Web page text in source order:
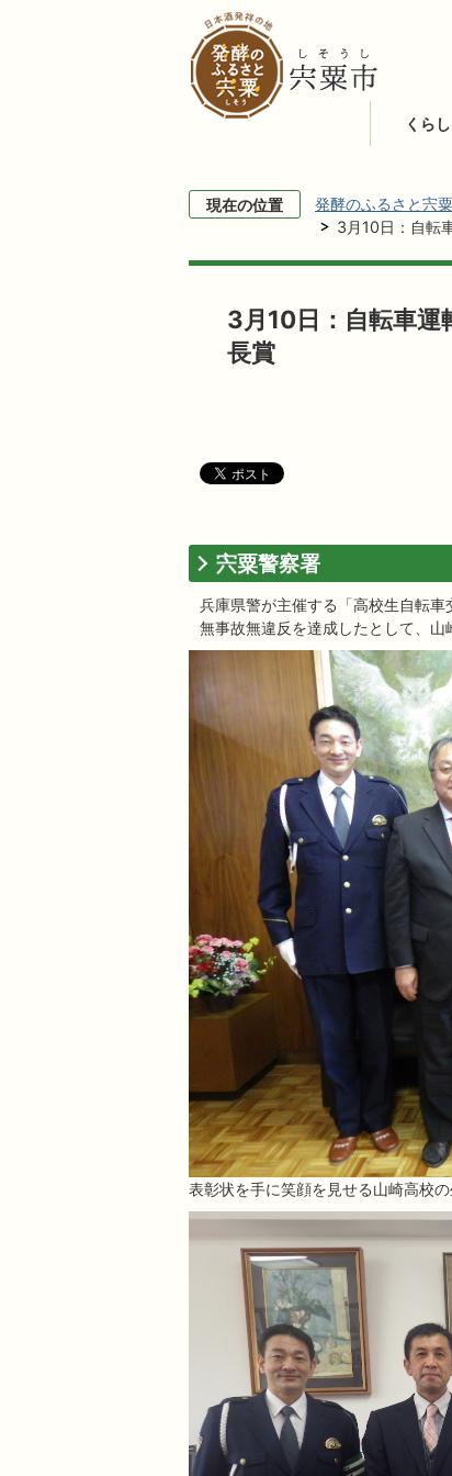
くら
現在の位置 発酵のふるさと宍粟
3月10日：自転
3月10日：自転車運
長賞
宍粟警察署
兵庫県警が主催する「高校生自転
無事故無違反を達成したとして、山
表彰状を手に笑顔を見せる山崎高校